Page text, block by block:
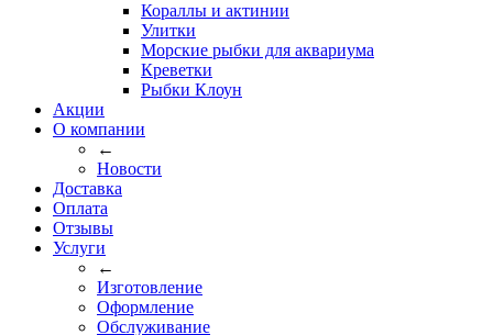
Кораллы и актинии
Улитки
Морские рыбки для аквариума
Креветки
Рыбки Клоун
Акции
О компании
←
Новости
Доставка
Оплата
Отзывы
Услуги
←
Изготовление
Оформление
Обслуживание